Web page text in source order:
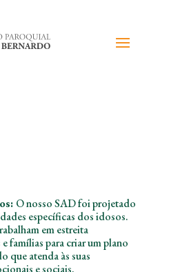
O nosso SAD foi projetado
específicas dos idosos.
em estreita
famílias para criar um plano
que atenda às suas
e sociais.